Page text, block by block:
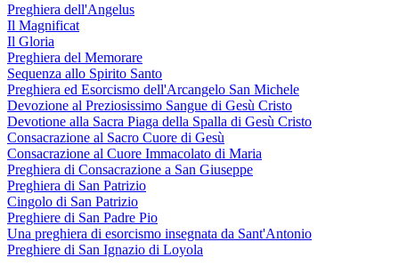
Preghiera dell'Angelus
Il Magnificat
Il Gloria
Preghiera del Memorare
Sequenza allo Spirito Santo
Preghiera ed Esorcismo dell'Arcangelo San Michele
Devozione al Preziosissimo Sangue di Gesù Cristo
Devotione alla Sacra Piaga della Spalla di Gesù Cristo
Consacrazione al Sacro Cuore di Gesù
Consacrazione al Cuore Immacolato di Maria
Preghiera di Consacrazione a San Giuseppe
Preghiera di San Patrizio
Cingolo di San Patrizio
Preghiere di San Padre Pio
Una preghiera di esorcismo insegnata da Sant'Antonio
Preghiere di San Ignazio di Loyola